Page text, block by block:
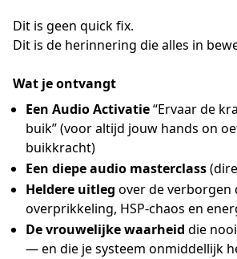
Dit is geen quick fix.
Dit is de herinnering die alles in
Wat je ontvangt
Een Audio Activatie“Ervaar de
buik” (voor altijd jouw hands on
buikkracht)
Een diepe audio masterclass
Heldere uitleg over de verborgen
overprikkeling, HSP-chaos en
De vrouwelijke waarheid die
— en die je systeem onmiddellijk